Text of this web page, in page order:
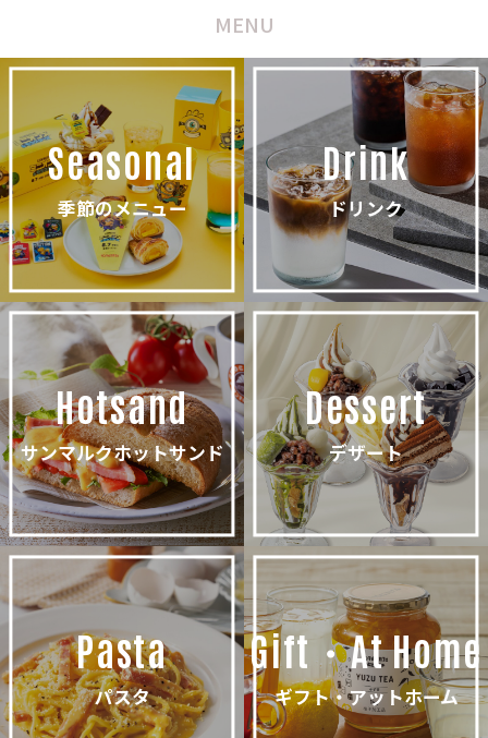
MENU
Seasonal
季節のメニュー
Drink
ドリンク
Hotsand
サンマルクホットサンド
Dessert
デザート
Pasta
パスタ
Gift・At Home
ギフト・アットホーム